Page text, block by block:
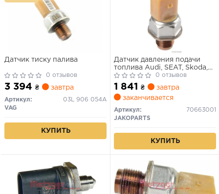
Датчик тиску палива
0 отзывов
3 394 ₴ завтра
Артикул:
03L 906 054A
VAG
КУПИТЬ
Датчик давления подачи
топлива Audi, SEAT, Skoda,
VW (пр-во Elparts)
0 отзывов
1 841 ₴
завтра
заканчивается
Артикул:
70663001
JAKOPARTS
КУПИТЬ